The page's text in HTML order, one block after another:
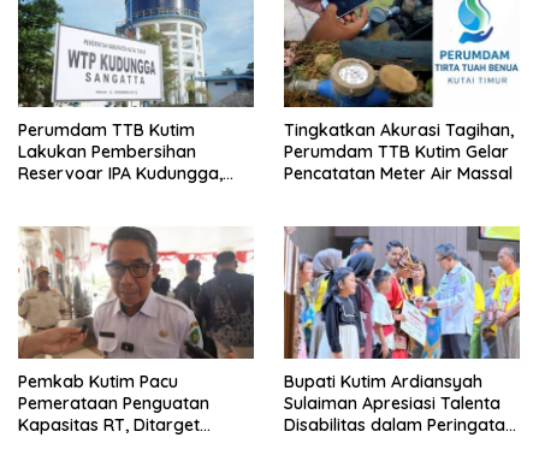
Perumdam TTB Kutim
Lakukan Pembersihan
Reservoar IPA Kudungga,
Tingkatkan Akurasi Tagihan,
Perumdam TTB Kutim Gelar
Pencatatan Meter Air Massal
Pemkab Kutim Pacu
Pemerataan Penguatan
Kapasitas RT, Ditarget
Bupati Kutim Ardiansyah
Sulaiman Apresiasi Talenta
Disabilitas dalam Peringatan